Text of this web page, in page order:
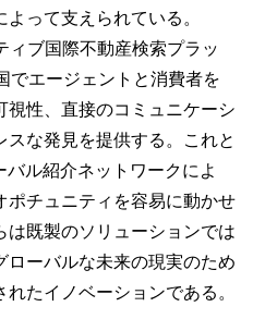
って支えられている。
ブ国際不動産検索プラッ
でエージェントと消費者を
性、直接のコミュニケーシ
な発見を提供する。これと
ル紹介ネットワークによ
ポチュニティを容易に動かせ
は既製のソリューションでは
ーバルな未来の現実のため
たイノベーションである。